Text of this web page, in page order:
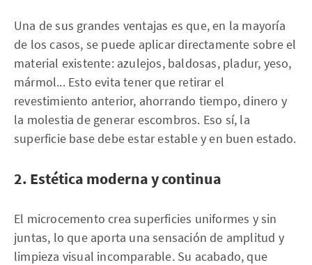
Una de sus grandes ventajas es que, en la mayoría
de los casos, se puede aplicar directamente sobre el
material existente: azulejos, baldosas, pladur, yeso,
mármol... Esto evita tener que retirar el
revestimiento anterior, ahorrando tiempo, dinero y
la molestia de generar escombros. Eso sí, la
superficie base debe estar estable y en buen estado.
2. Estética moderna y continua
El microcemento crea superficies uniformes y sin
juntas, lo que aporta una sensación de amplitud y
limpieza visual incomparable. Su acabado, que